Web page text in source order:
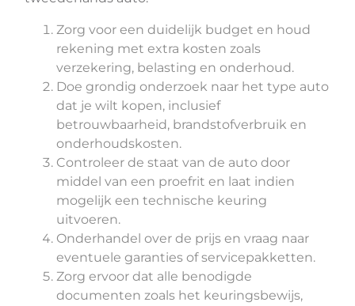
Zorg voor een duidelijk budget en houd
rekening met extra kosten zoals
verzekering, belasting en onderhoud.
Doe grondig onderzoek naar het type auto
dat je wilt kopen, inclusief
betrouwbaarheid, brandstofverbruik en
onderhoudskosten.
Controleer de staat van de auto door
middel van een proefrit en laat indien
mogelijk een technische keuring
uitvoeren.
Onderhandel over de prijs en vraag naar
eventuele garanties of servicepakketten.
Zorg ervoor dat alle benodigde
documenten zoals het keuringsbewijs,